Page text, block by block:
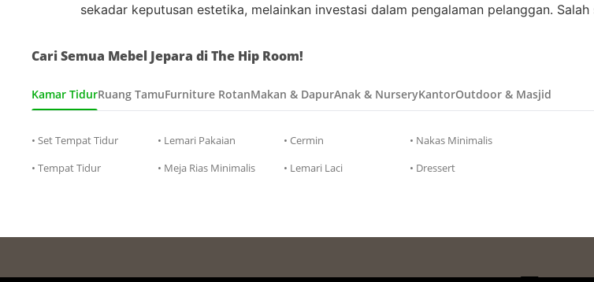
sekadar keputusan estetika, melainkan investasi dalam pengalaman pelanggan.
Cari Semua Mebel Jepara di The Hip Room!
Kamar TidurRuang TamuFurniture RotanMakan & DapurAnak & NurseryKantorOutdoor & Masjid
• Set Tempat Tidur
• Tempat Tidur
• Lemari Pakaian
• Meja Rias Minimalis
• Cermin
• Lemari Laci
• Nakas Minimalis
• Dressert